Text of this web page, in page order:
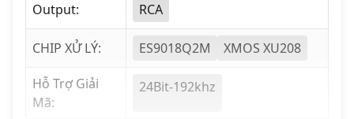
Các Đặc Điểm Nổi Bật và Tính Năng
Vượt Trội Của DAC Q5N
1. Thiết Kế Nhỏ Gọn, Tối Ưu Không Gian Với Vẻ
Output: RCA
CHIP XỬ LÝ: ES9018Q2M XMOS XU208
Hỗ Trợ Giải
Mã:
24Bit-192khz